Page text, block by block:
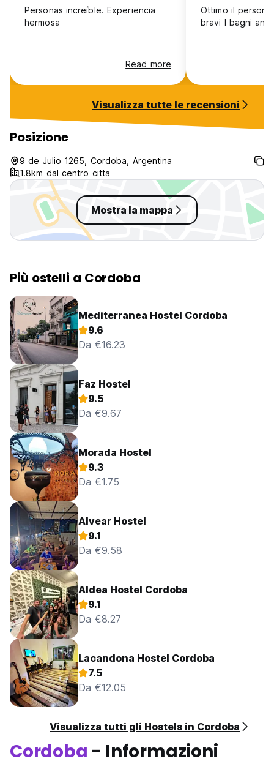
Personas increíble. Experiencia
hermosa
Read more
Ottimo il
bravi I bagni
Visualizza tutte le recensioni
Posizione
9 de Julio 1265, Cordoba, Argentina
1.8km dal centro citta
Mostra la mappa
Più ostelli a Cordoba
Mediterranea Hostel Cordoba
9.6
Da €16.23
Faz Hostel
9.5
Da €9.67
Morada Hostel
9.3
Da €1.75
Alvear Hostel
9.1
Da €9.58
Aldea Hostel Cordoba
9.1
Da €8.27
Lacandona Hostel Cordoba
7.5
Da €12.05
Visualizza tutti gli Hostels in Cordoba
Cordoba - Informazioni